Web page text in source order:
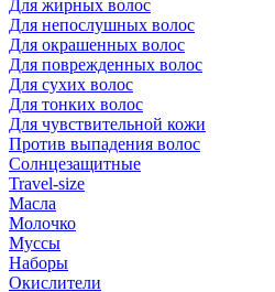
Для жирных волос
Для непослушных волос
Для окрашенных волос
Для поврежденных волос
Для сухих волос
Для тонких волос
Для чувствительной кожи
Против выпадения волос
Солнцезащитные
Travel-size
Масла
Молочко
Муссы
Наборы
Окислители